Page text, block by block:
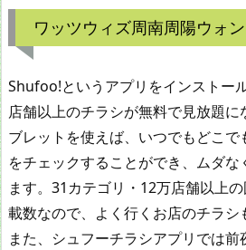
ワッツウィズ周南周陽ウォ
Shufoo!というアプリをインストー
店舗以上のチラシが無料で見放題に
ブレットを使えば、いつでもどこ
をチェックすることができ、ムダな
ます。31カテゴリ・12万店舗以上
載数なので、よく行くお店のチラシ
また、シュフーチラシアプリでは